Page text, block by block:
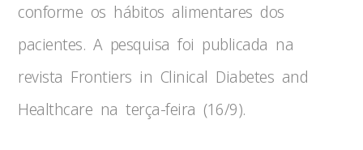
conforme os hábitos alimentares dos
pacientes. A pesquisa foi publicada na
revista Frontiers in Clinical Diabetes and
Healthcare na terça-feira (16/9).